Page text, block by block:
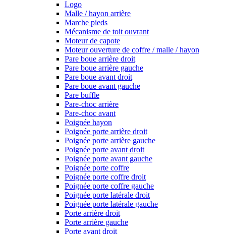
Logo
Malle / hayon arrière
Marche pieds
Mécanisme de toit ouvrant
Moteur de capote
Moteur ouverture de coffre / malle / hayon
Pare boue arrière droit
Pare boue arrière gauche
Pare boue avant droit
Pare boue avant gauche
Pare buffle
Pare-choc arrière
Pare-choc avant
Poignée hayon
Poignée porte arrière droit
Poignée porte arrière gauche
Poignée porte avant droit
Poignée porte avant gauche
Poignée porte coffre
Poignée porte coffre droit
Poignée porte coffre gauche
Poignée porte latérale droit
Poignée porte latérale gauche
Porte arrière droit
Porte arrière gauche
Porte avant droit